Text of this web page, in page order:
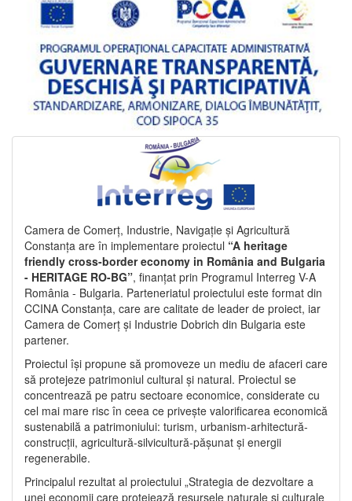
Camera de Comerț, Industrie, Navigație și Agricultură
Constanța are în implementare proiectul “A heritage
friendly cross-border economy in România and Bulgaria
- HERITAGE RO-BG”, finanțat prin Programul Interreg V-A
România - Bulgaria. Parteneriatul proiectului este format din
CCINA Constanța, care are calitate de leader de proiect, iar
Camera de Comerț și Industrie Dobrich din Bulgaria este
partener.
Proiectul își propune să promoveze un mediu de afaceri care
să protejeze patrimoniul cultural și natural. Proiectul se
concentrează pe patru sectoare economice, considerate cu
cel mai mare risc în ceea ce privește valorificarea economică
sustenabilă a patrimoniului: turism, urbanism-arhitectură-
construcții, agricultură-silvicultură-pășunat și energii
regenerabile.
Principalul rezultat al proiectului „Strategia de dezvoltare a
unei economii care protejează resursele naturale și culturale